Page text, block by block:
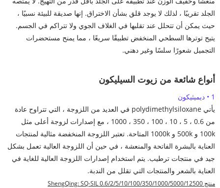
الجلد تقريبًا ، لذلك لا يوجد قلق بشأن الاختراق. إنها صديقة للبيئة نسبيًا ،
حيث يمكن أن تتحلل عند تقلبها في الغلاف الجوي ولا تتراكم في الجسم.
يتيح توترها السطحي المنخفض تطبيقًا سريعًا ، مما يمنح مستحضرات
التجميل شعورًا سلسًا وغير دهني.
أنواع شائعة من زيوت السيليكون
1 • ديميثيكون
يأتي polydimethylsiloxane في العديد من اللزوجة ، التي تتراوح عادة
من 0.6 ، 5 ، 10 ، 100 ، 350 ، 1000 ، مع إصدارات لزوجة أعلى مثل
100k و 500k و 1000k المتاحة. تعتبر اللزوجة المنخفضة مثالية لمنتجات
العناية بالبشرة الفاتحة والمنعشة ، في حين أن اللزوجة العالية تعمل بشكل
جيد في منتجات ترطيب. يتم استخدام إصدارات اللزوجة العالية للغاية في
العناية بالشعر والمنتجات التي تقلل من الندبة.
منتج ShengQing: SQ-SIL 0.6/2/5/10/100/350/1000/5000/12500